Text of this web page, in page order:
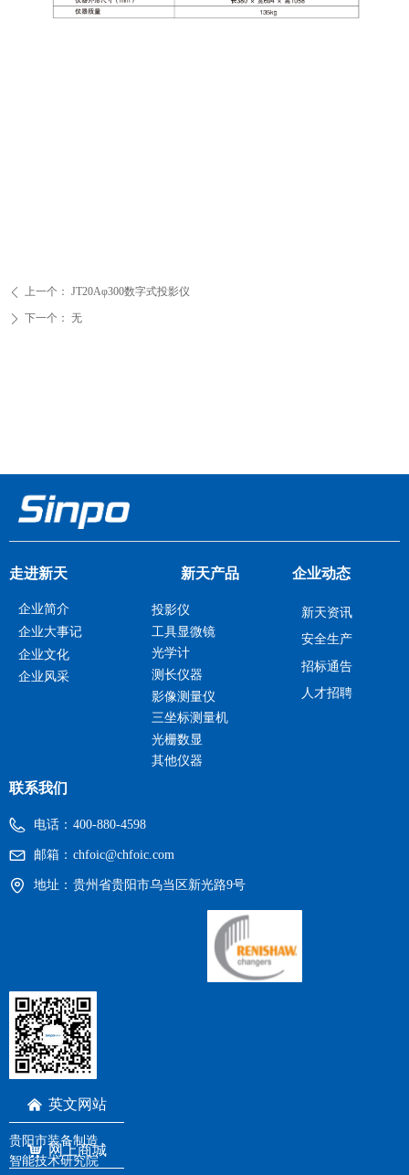
ꄴ 上一个： JT20Aφ300数字式投影仪
ꄲ 下一个： 无
企业简介
企业大事记
企业文化
企业风采
走进新天
投影仪
工具显微镜
光学计
测长仪器
影像测量仪
三坐标测量机
光栅数显
其他仪器
新天产品
新天资讯
安全生产
招标通告
人才招聘
企业动态
낀 英文网站
낙 网上商城
联系我们
电话： 400-880-4598
邮箱： chfoic@chfoic.com
地址： 贵州省贵阳市乌当区新光路9号
贵阳市装备制造
智能技术研究院